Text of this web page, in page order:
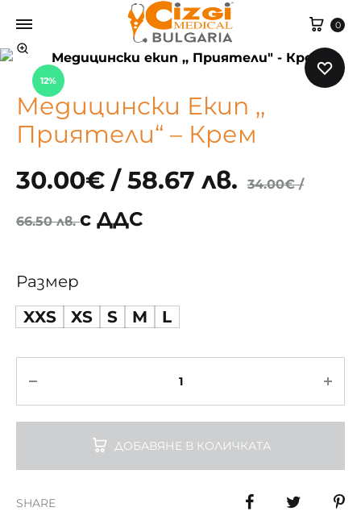
Cart
0
12%
Медицински Екип ,,
Приятели“ – Крем
30.00€ / 58.67 лв. 34.00€/
66.50 лв.с ДДС
Размер
XXS
XS S M L
ДОБАВЯНЕ В КОЛИЧКАТА
SHARE